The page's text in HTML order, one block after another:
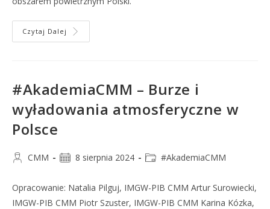
Czytaj Dalej
#AkademiaCMM – Burze i
wyładowania atmosferyczne w
Polsce
CMM 8 sierpnia 2024 #AkademiaCMM
Opracowanie: Natalia Pilguj, IMGW-PIB CMM Artur Surowiecki,
IMGW-PIB CMM Piotr Szuster, IMGW-PIB CMM Karina Kózka,